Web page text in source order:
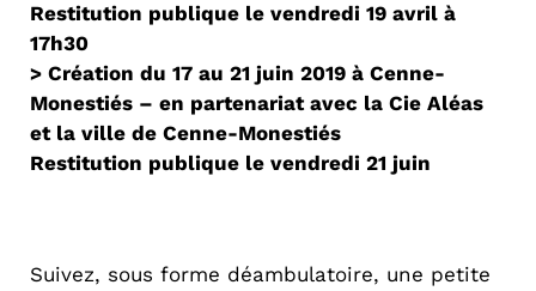
Restitution publique le vendredi 19 avril à
17h30
> Création du 17 au 21 juin 2019 à Cenne-
Monestiés – en partenariat avec la Cie Aléas
et la ville de Cenne-Monestiés
Restitution publique le vendredi 21 juin
Suivez, sous forme déambulatoire, une petite